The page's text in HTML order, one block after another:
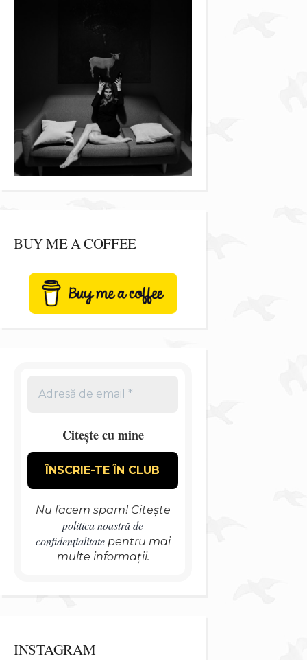
BUY ME A COFFEE
Citește cu mine
Nu facem spam! Citește
politica noastră de
confidențialitatepentru mai
multe informații.
INSTAGRAM